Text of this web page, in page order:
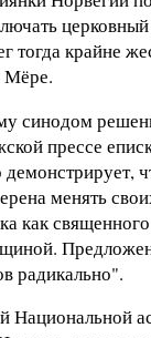
тогда крайне
Мёре.
синодом
прессе
менять
как
радикально".
Национальной